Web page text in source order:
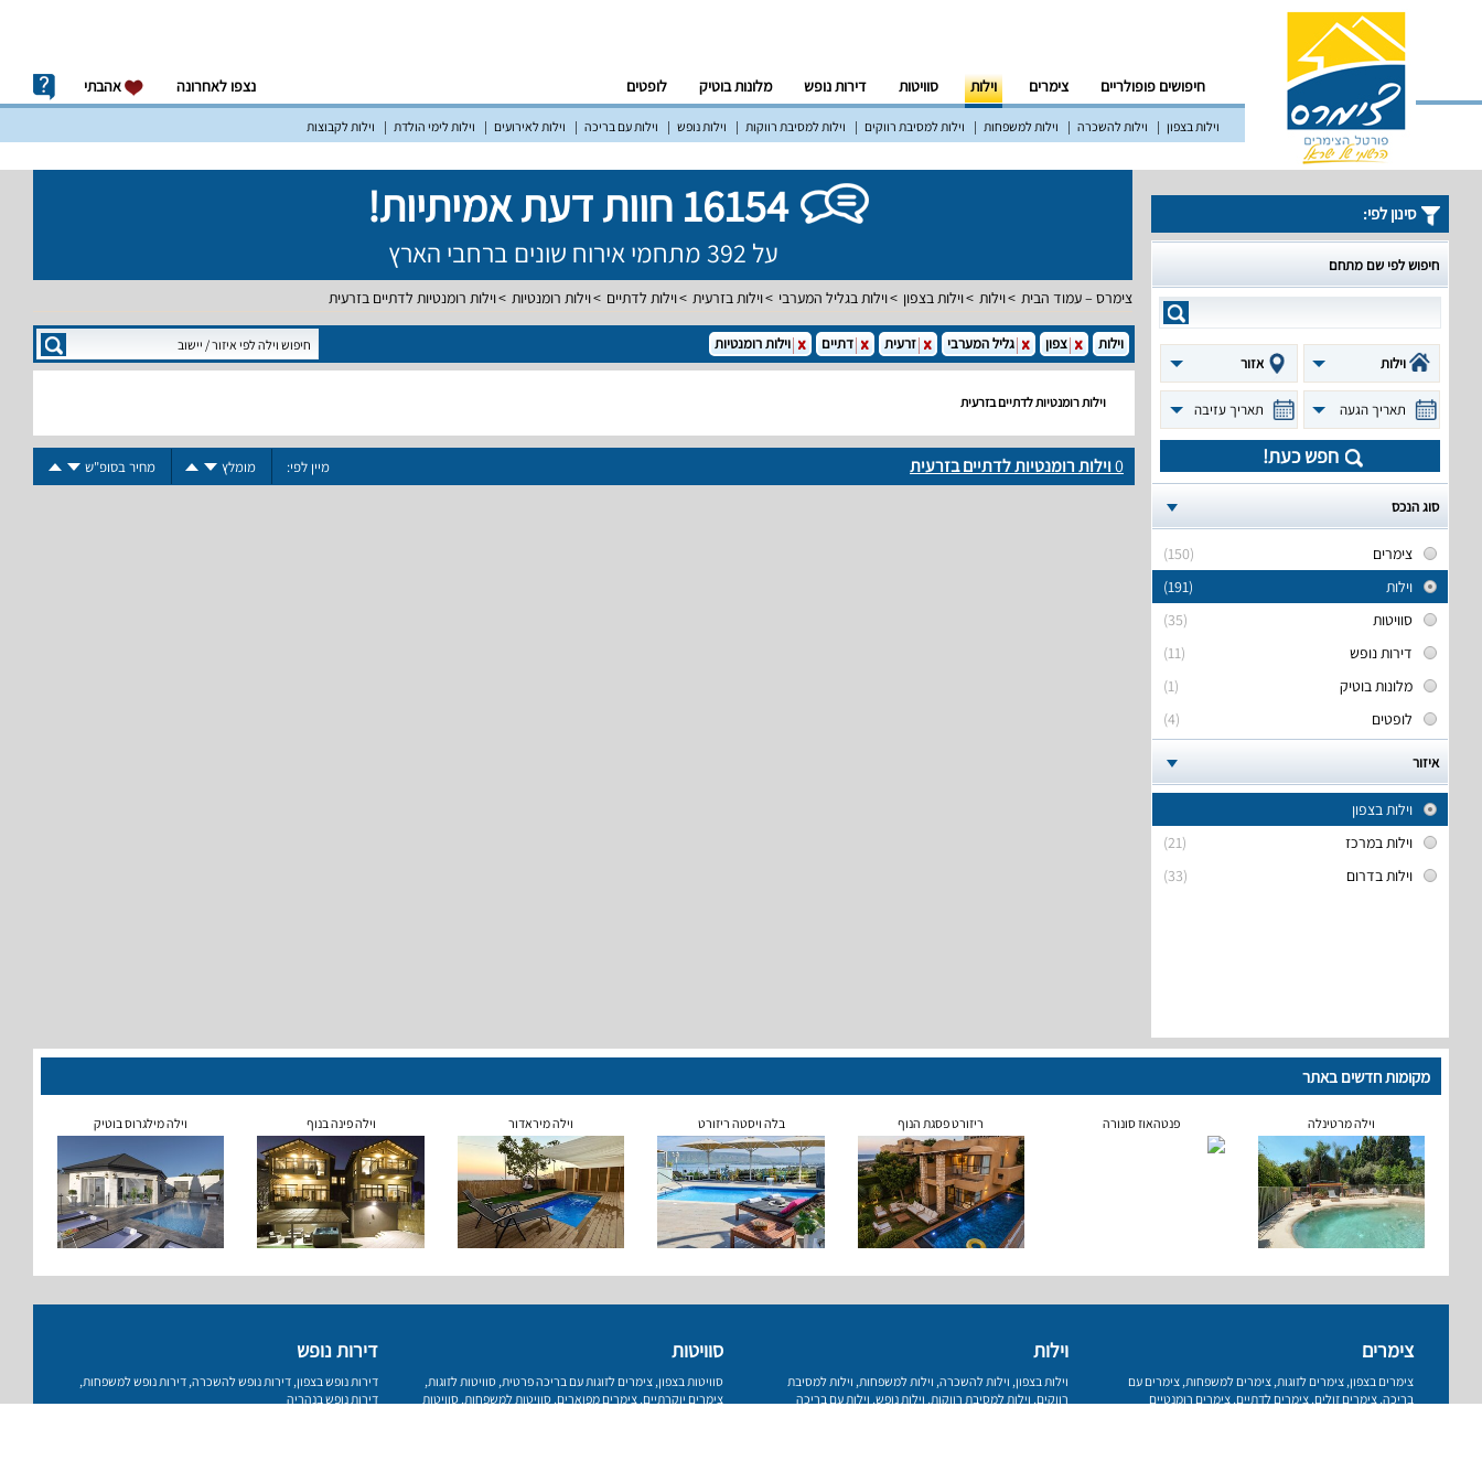
חיפושים פופולריים צימרים וילות סוויטות דירות נופש מלונות בוטיק לופטים נצפו לאחרונה אהבתי
וילות בצפון וילות להשכרה וילות למשפחות וילות למסיבת רווקים וילות למסיבת רווקות וילות נופש וילות עם בריכה וילות לאירועים וילות לימי הולדת וילות לקבוצות
16154 חוות דעת אמיתיות!
על 392 מתחמי אירוח שונים ברחבי הארץ
צימרס – עמוד הבית וילות וילות בצפון וילות בגליל המערבי וילות בזרעית וילות לדתיים וילות רומנטיות וילות רומנטיות לדתיים בזרעית
סינון לפי:
חיפוש לפי שם מתחם
וילות אזור
תאריך הגעה תאריך עזיבה
חפש כעת!
סוג הנכס
(150)
צימרים
(191)
וילות
(35)
סוויטות
(11)
דירות נופש
(1)
מלונות בוטיק
(4)
לופטים
איזור
וילות בצפון
(21)
וילות במרכז
(33)
וילות בדרום
וילות צפון גליל המערבי זרעית דתיים וילות רומנטיות
וילות רומנטיות לדתיים בזרעית
0וילות רומנטיות לדתיים בזרעית מיין לפי: מומלץ מחיר בסופ"ש
מקומות חדשים באתר
וילה מרטינלה פנטהאוז סונורה ריזורט פסגת הנוף בלה ויסטה ריזורט וילה מיראדור וילה פינה בנוף וילה מילגרוס בוטיק
צימרים
צימרים בצפון, צימרים לזוגות, צימרים למשפחות, צימרים עם
בריכה, צימרים זולים, צימרים לדתיים, צימרים רומנטיים
וילות
וילות בצפון, וילות להשכרה, וילות למשפחות, וילות למסיבת
רווקים, וילות למסיבת רווקות, וילות נופש, וילות עם בריכה
סוויטות
סוויטות בצפון, צימרים לזוגות עם בריכה פרטית, סוויטות לזוגות,
צימרים יוקרתיים, צימרים מפוארים, סוויטות למשפחות, סוויטות
דירות נופש
דירות נופש בצפון, דירות נופש להשכרה, דירות נופש למשפחות,
דירות נופש בנהריה